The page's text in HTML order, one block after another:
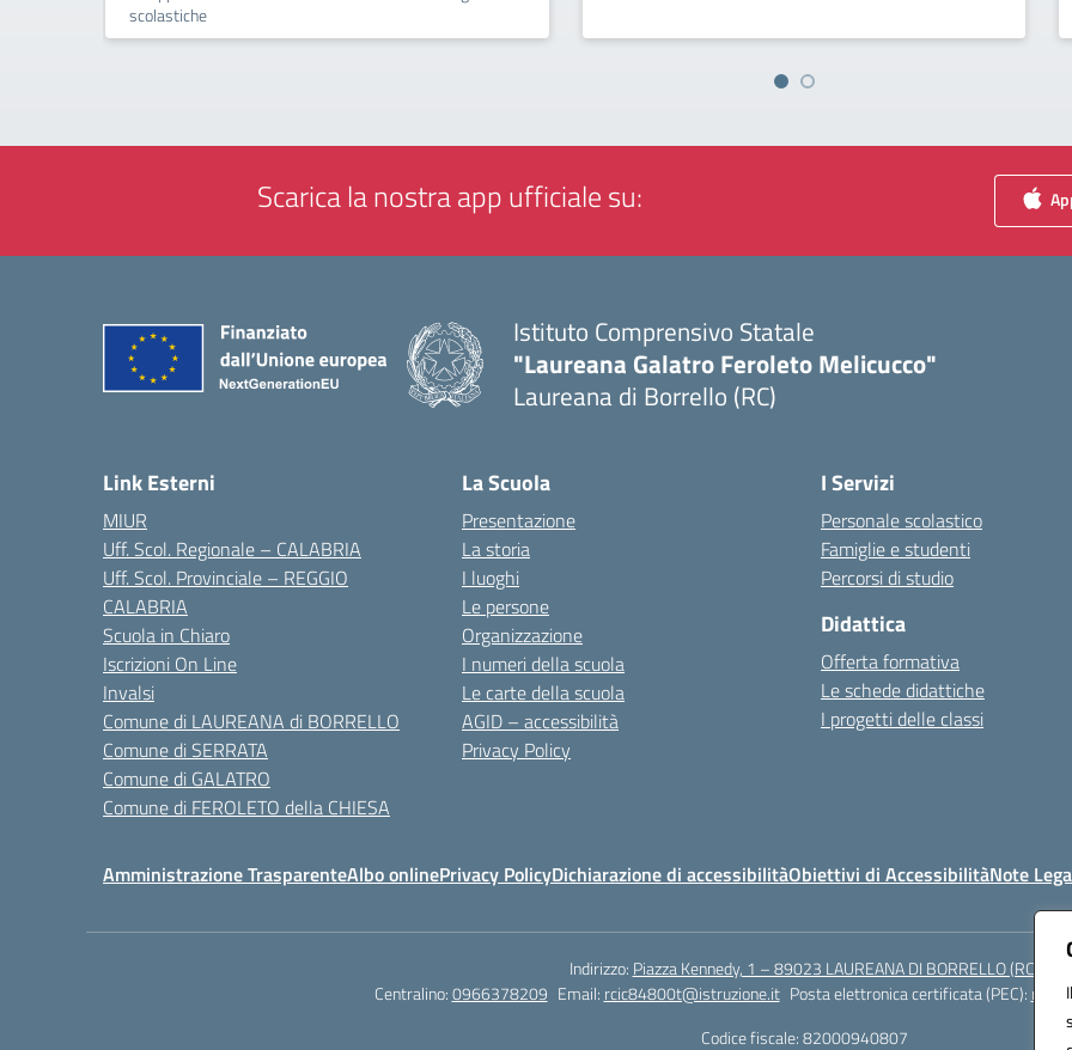
scolastiche
Scarica la nostra app ufficiale su:
Istituto Comprensivo Statale
"Laureana Galatro Feroleto Melicucco"
Laureana di Borrello (RC)
Link Esterni
MIUR
Uff. Scol. Regionale – CALABRIA
Uff. Scol. Provinciale – REGGIO
CALABRIA
Scuola in Chiaro
Iscrizioni On Line
Invalsi
Comune di LAUREANA di BORRELLO
Comune di SERRATA
Comune di GALATRO
Comune di FEROLETO della CHIESA
La Scuola
Presentazione
La storia
I luoghi
Le persone
Organizzazione
I numeri della scuola
Le carte della scuola
AGID – accessibilità
Privacy Policy
I Servizi
Personale scolastico
Famiglie e studenti
Percorsi di studio
Didattica
Offerta formativa
Le schede didattiche
I progetti delle classi
Amministrazione TrasparenteAlbo onlinePrivacy PolicyDichiarazione di accessibilitàObiettivi di AccessibilitàNote
Indirizzo: Piazza Kennedy, 1 – 89023 LAUREANA DI BORRELLO (RC)
Centralino:0966378209 Email: rcic84800t@istruzione.it Posta elettronica certificata (PEC):
Codice fiscale: 82000940807